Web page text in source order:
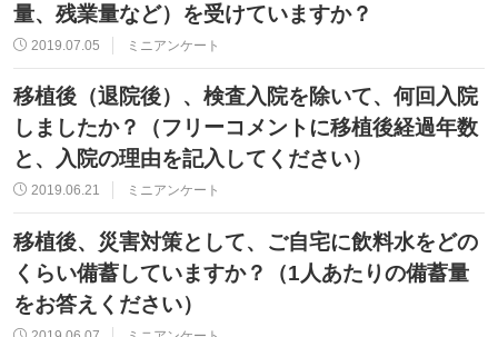
量、残業量など）を受けていますか？
2019.07.05 ミニアンケート
移植後（退院後）、検査入院を除いて、何回入院
しましたか？（フリーコメントに移植後経過年数
と、入院の理由を記入してください）
2019.06.21 ミニアンケート
移植後、災害対策として、ご自宅に飲料水をどの
くらい備蓄していますか？（1人あたりの備蓄量
をお答えください）